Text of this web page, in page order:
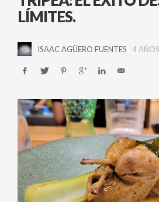
LÍMITES.
ISAAC AGÜERO FUENTES 4